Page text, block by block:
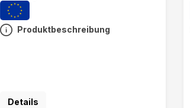
Produktbeschreibung
Details